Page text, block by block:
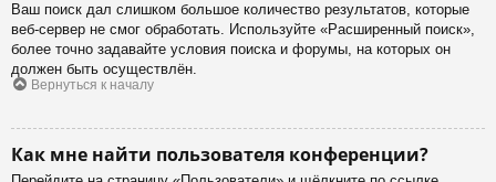
Ваш поиск дал слишком большое количество результатов, которые
веб-сервер не смог обработать. Используйте «Расширенный поиск»,
более точно задавайте условия поиска и форумы, на которых он
должен быть осуществлён.
Вернуться к началу
Как мне найти пользователя конференции?